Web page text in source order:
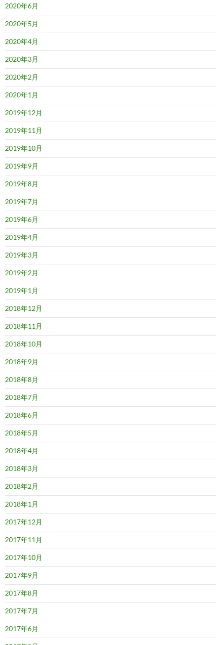
2020年6月
2020年5月
2020年4月
2020年3月
2020年2月
2020年1月
2019年12月
2019年11月
2019年10月
2019年9月
2019年8月
2019年7月
2019年6月
2019年4月
2019年3月
2019年2月
2019年1月
2018年12月
2018年11月
2018年10月
2018年9月
2018年8月
2018年7月
2018年6月
2018年5月
2018年4月
2018年3月
2018年2月
2018年1月
2017年12月
2017年11月
2017年10月
2017年9月
2017年8月
2017年7月
2017年6月